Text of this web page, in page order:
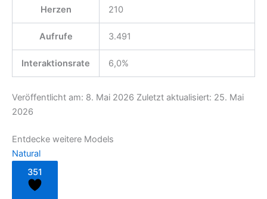
Herzen 210
Aufrufe 3.491
Interaktionsrate 6,0%
Veröffentlicht am: 8. Mai 2026 Zuletzt aktualisiert: 25. Mai
2026
Entdecke weitere Models
Natural
351